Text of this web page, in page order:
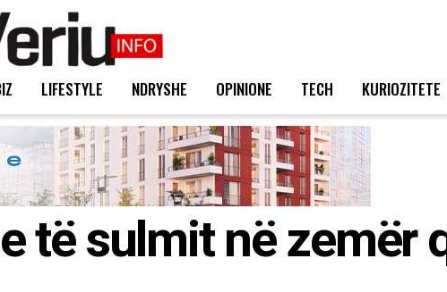
LIFESTYLE NDRYSHE OPINIONE TECH KURIOZITETE
të sulmit në zemër